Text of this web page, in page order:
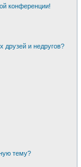
конференции!
друзей и недругов?
тему?